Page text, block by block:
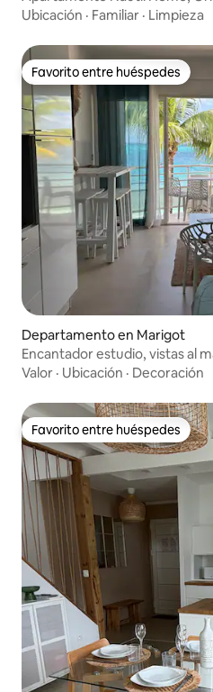
Ubicación · Familiar · Limpieza
Favorito entre huéspedes
Favorito entre huéspedes
Departamento en Marigot
Encantador estudio, vistas al
Valor · Ubicación · Decoración
Favorito entre huéspedes
Favorito entre huéspedes